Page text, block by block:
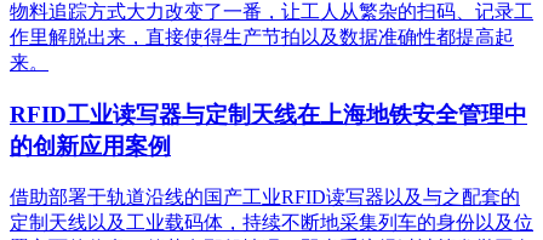
物料追踪方式大力改变了一番，让工人从繁杂的扫码、记录工
作里解脱出来，直接使得生产节拍以及数据准确性都提高起
来。
RFID工业读写器与定制天线在上海地铁安全管理中
的创新应用案例
借助部署于轨道沿线的国产工业RFID读写器以及与之配套的
定制天线以及工业载码体，持续不断地采集列车的身份以及位